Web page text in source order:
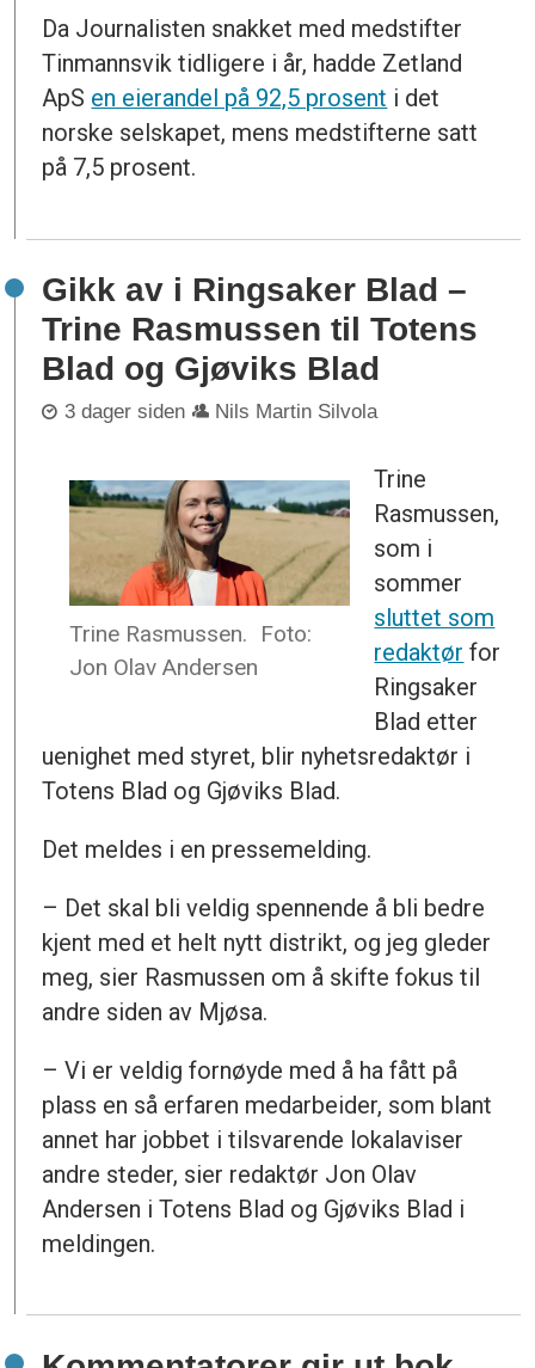
Da Journalisten snakket med medstifter
Tinmannsvik tidligere i år, hadde Zetland
ApS en eierandel på 92,5 prosent i det
norske selskapet, mens medstifterne satt
på 7,5 prosent.
Gikk av i Ringsaker Blad –
Trine Rasmussen til Totens
Blad og Gjøviks Blad
3 dager siden Nils Martin Silvola
Trine Rasmussen.
Foto:
Jon Olav Andersen
Trine
Rasmussen,
som i
sommer
sluttet som
redaktør for
Ringsaker
Blad etter
uenighet med styret, blir nyhetsredaktør i
Totens Blad og Gjøviks Blad.
Det meldes i en pressemelding.
– Det skal bli veldig spennende å bli bedre
kjent med et helt nytt distrikt, og jeg gleder
meg, sier Rasmussen om å skifte fokus til
andre siden av Mjøsa.
– Vi er veldig fornøyde med å ha fått på
plass en så erfaren medarbeider, som blant
annet har jobbet i tilsvarende lokalaviser
andre steder, sier redaktør Jon Olav
Andersen i Totens Blad og Gjøviks Blad i
meldingen.